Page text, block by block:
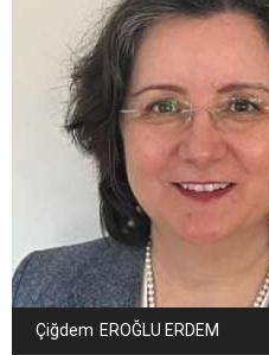
Çiğdem EROĞLU ERDEM